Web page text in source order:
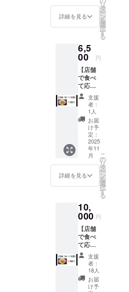
という得意
分野でもっ
と払拭しオ
ティーをだ
して、食べ
られるか
ら、うまい
に変えてみ
せればトマ
ト好きはも
ちろんトマ
ト嫌いな人
まで食せる
料理が誕生
する」と考
え、誕生し
商品です。
今でもフ
レッシュな
トマトは苦
手で食べま
せんが、僕
含め、トマ
ト嫌いなお
むこと
はあり
にオー
プンま
でに必
要な、
資金と
物件さ
え見つ
かれば
すぐに
営業開
始でき
ます。
詳細に
つきま
して（Q
＆A）以
外のこ
とも含
の方、
ご興味
ある
方、は
一度お
問い合
わせく
ださ
い。 皆
様のお
力を是
の交換
はでき
でませ
ん。 ・
スタッ
フにク
ラウド
ファン
ディン
グで支
援をし
た旨を
お声掛
けくだ
さい。
・有効
期間：
2025年
11月15
5月15日
までの6
か月間
法：麺
（冷
蔵）、
トマト
（常
温） ・
消費期
限もし
くは賞
味期
限：麺
（届き
次第10
日
間）、
トマト
スープ
（枠外
に記
載） ・
原材
粉、
（国内
製
造）、
塩/加工
澱粉
粉・食
品素材
（小
麦・卵
詳細を見る
リ
タ
ー
ン
を
選
択
す
る
6,5
00 円
【店舗
で食べ
て応
援】 各
店舗の1
番人気
とまと
麺×2食
分チ
ケット
※静岡
店
ミック
スチー
ズのと
まと麺
店
モッツ
アレラ
チーズ
のとま
と麺 ・
静岡
店、名
古屋店
共通で
ご利用
支援
者：
1人
お届
け予
定：
2025
年11
月
詳細を見る
こ
の
リ
タ
ー
ン
を
選
択
す
る
10,
000 円
【店舗
で食べ
て応
援】 各
店舗の1
番人気
とまと
麺×4食
支援
者：
18人
お届
け予